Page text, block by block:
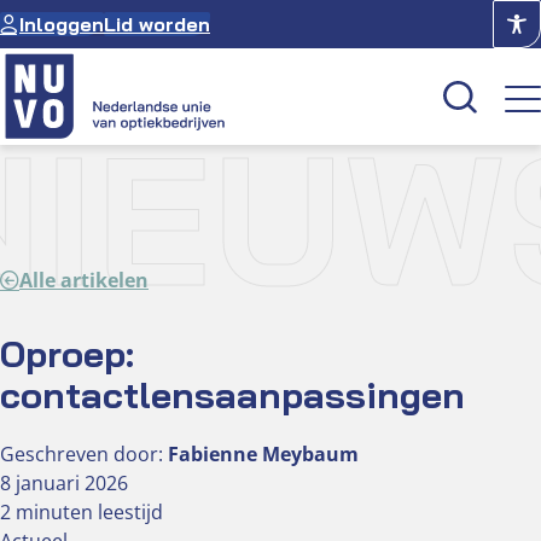
Ga
naar
de
inhoud
InloggenLid worden
Over NUVO
Alle artikelen
Oproep:
contactlensaanpassingen
Geschreven door: Fabienne Meybaum
8 januari 2026
2 minuten leestijd